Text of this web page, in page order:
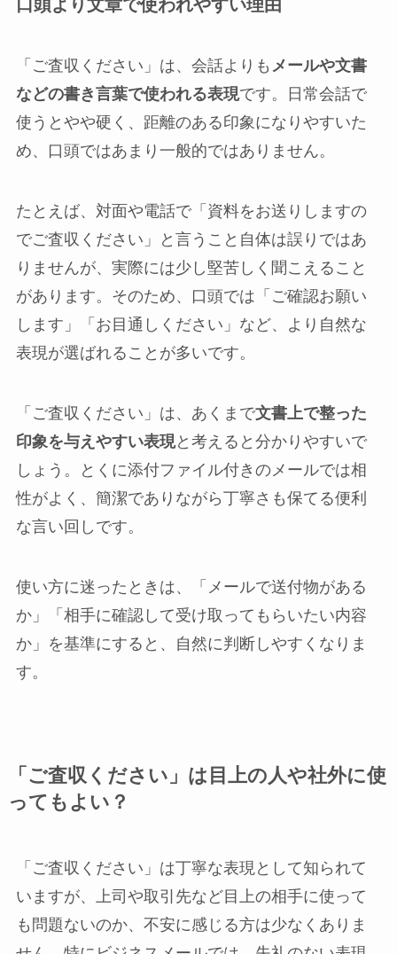
口頭より文章で使われやすい理由
「ご査収ください」は、会話よりも メールや文書
などの書き言葉で使われる表現です。日常会話で
使うとやや硬く、距離のある印象になりやすいた
め、口頭ではあまり一般的ではありません。
たとえば、対面や電話で「資料をお送りしますの
でご査収ください」と言うこと自体は誤りではあ
りませんが、実際には少し堅苦しく聞こえること
があります。そのため、口頭では「ご確認お願い
します」「お目通しください」など、より自然な
表現が選ばれることが多いです。
「ご査収ください」は、あくまで文書上で整った
印象を与えやすい表現と考えると分かりやすいで
しょう。とくに添付ファイル付きのメールでは相
性がよく、簡潔でありながら丁寧さも保てる便利
な言い回しです。
使い方に迷ったときは、「メールで送付物がある
か」「相手に確認して受け取ってもらいたい内容
か」を基準にすると、自然に判断しやすくなりま
す。
「ご査収ください」は目上の人や社外に使
ってもよい？
「ご査収ください」は丁寧な表現として知られて
いますが、上司や取引先など目上の相手に使って
も問題ないのか、不安に感じる方は少なくありま